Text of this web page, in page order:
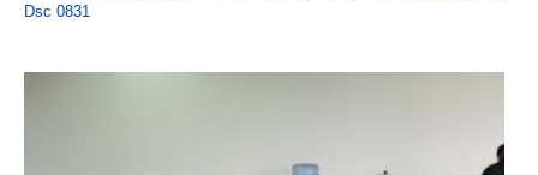
Dsc 0831